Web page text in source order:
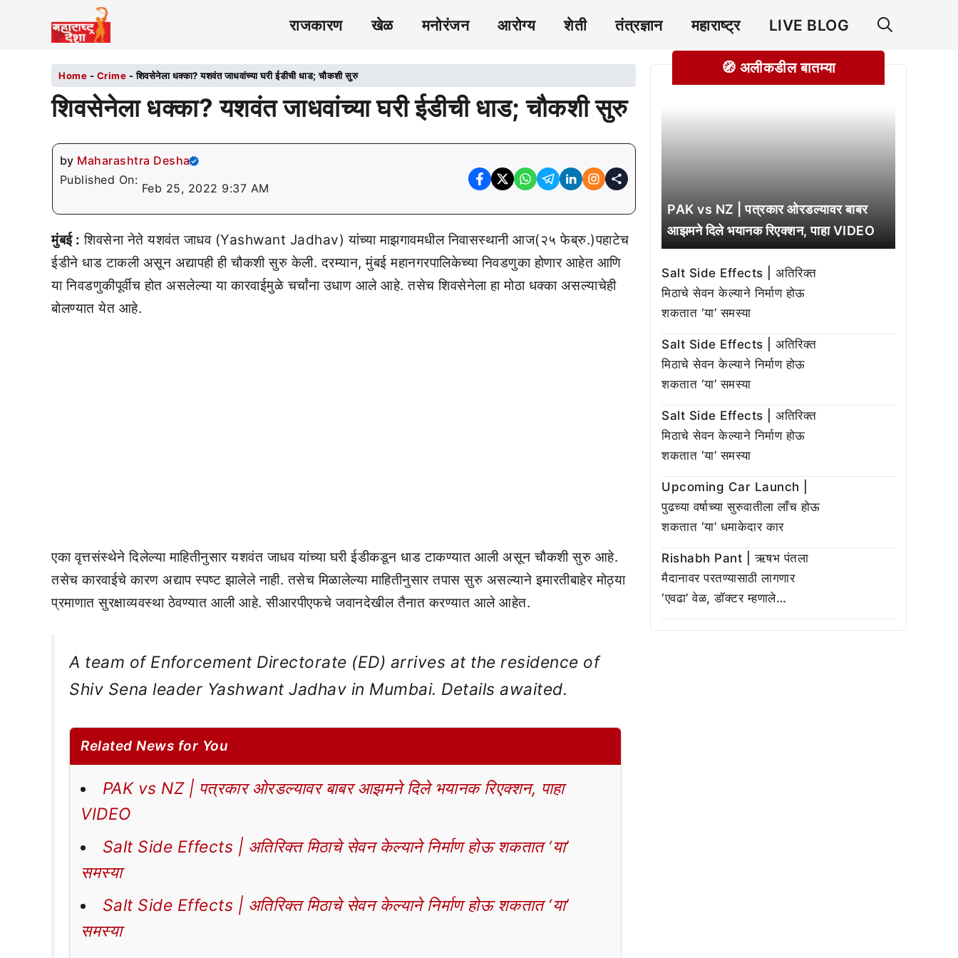
राजकारण खेळ मनोरंजन आरोग्य शेती तंत्रज्ञान महाराष्ट्र LIVE BLOG
Home - Crime -शिवसेनेला धक्का? यशवंत जाधवांच्या घरी ईडीची धाड; चौकशी सुरु
शिवसेनेला धक्का? यशवंत जाधवांच्या घरी ईडीची धाड; चौकशी सुरु
by Maharashtra Desha
Published On:
Feb 25, 2022 9:37 AM
मुंबई : शिवसेना नेते यशवंत जाधव (Yashwant Jadhav) यांच्या माझगावमधील निवासस्थानी आज(२५ फेब्रु.)पहाटेच
ईडीने धाड टाकली असून अद्यापही ही चौकशी सुरु केली. दरम्यान, मुंबई महानगरपालिकेच्या निवडणुका होणार आहेत आणि
या निवडणुकीपूर्वीच होत असलेल्या या कारवाईमुळे चर्चांना उधाण आले आहे. तसेच शिवसेनेला हा मोठा धक्का असल्याचेही
बोलण्यात येत आहे.
एका वृत्तसंस्थेने दिलेल्या माहितीनुसार यशवंत जाधव यांच्या घरी ईडीकडून धाड टाकण्यात आली असून चौकशी सुरु आहे.
तसेच कारवाईचे कारण अद्याप स्पष्ट झालेले नाही. तसेच मिळालेल्या माहितीनुसार तपास सुरु असल्याने इमारतीबाहेर मोठ्या
प्रमाणात सुरक्षाव्यवस्था ठेवण्यात आली आहे. सीआरपीएफचे जवानदेखील तैनात करण्यात आले आहेत.
A team of Enforcement Directorate (ED) arrives at the residence of
Shiv Sena leader Yashwant Jadhav in Mumbai. Details awaited.
Related News for You
PAK vs NZ | पत्रकार ओरडल्यावर बाबर आझमने दिले भयानक रिएक्शन, पाहा
VIDEO
Salt Side Effects | अतिरिक्त मिठाचे सेवन केल्याने निर्माण होऊ शकतात ‘या’
समस्या
Salt Side Effects | अतिरिक्त मिठाचे सेवन केल्याने निर्माण होऊ शकतात ‘या’
समस्या
🧭 अलीकडील बातम्या
PAK vs NZ | पत्रकार ओरडल्यावर बाबर
आझमने दिले भयानक रिएक्शन, पाहा VIDEO
Salt Side Effects | अतिरिक्त
मिठाचे सेवन केल्याने निर्माण होऊ
शकतात ‘या’ समस्या
Salt Side Effects | अतिरिक्त
मिठाचे सेवन केल्याने निर्माण होऊ
शकतात ‘या’ समस्या
Salt Side Effects | अतिरिक्त
मिठाचे सेवन केल्याने निर्माण होऊ
शकतात ‘या’ समस्या
Upcoming Car Launch |
पुढच्या वर्षाच्या सुरुवातीला लाँच होऊ
शकतात ‘या’ धमाकेदार कार
Rishabh Pant | ऋषभ पंतला
मैदानावर परतण्यासाठी लागणार
‘एवढा’ वेळ, डॉक्टर म्हणाले…